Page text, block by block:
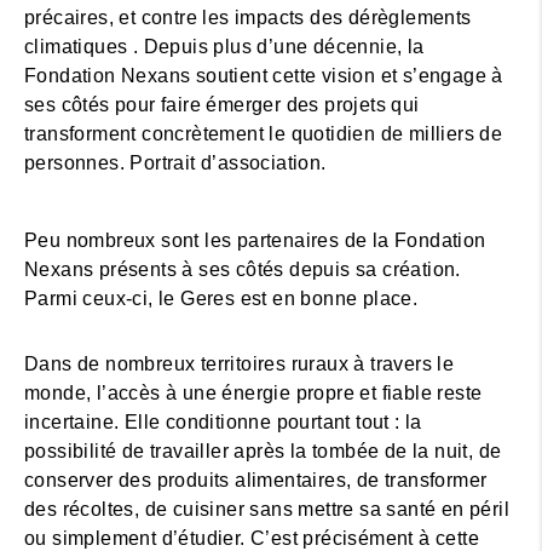
précaires, et contre les impacts des dérèglements
climatiques . Depuis plus d’une décennie, la
Fondation Nexans soutient cette vision et s’engage à
ses côtés pour faire émerger des projets qui
transforment concrètement le quotidien de milliers de
personnes. Portrait d’association.
Peu nombreux sont les partenaires de la Fondation
Nexans présents à ses côtés depuis sa création.
Parmi ceux-ci, le Geres est en bonne place.
Dans de nombreux territoires ruraux à travers le
monde, l’accès à une énergie propre et fiable reste
incertaine. Elle conditionne pourtant tout : la
possibilité de travailler après la tombée de la nuit, de
conserver des produits alimentaires, de transformer
des récoltes, de cuisiner sans mettre sa santé en péril
ou simplement d’étudier. C’est précisément à cette